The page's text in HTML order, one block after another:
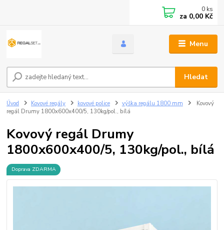
Menu
Hledat
0 ks
za 0,00 Kč
Úvod Kovové regály kovové police výška regálu 1800 mm
Kovový
regál Drumy 1800x600x400/5, 130kg/pol., bílá
Kovový regál Drumy
1800x600x400/5, 130kg/pol., bílá
Doprava ZDARMA